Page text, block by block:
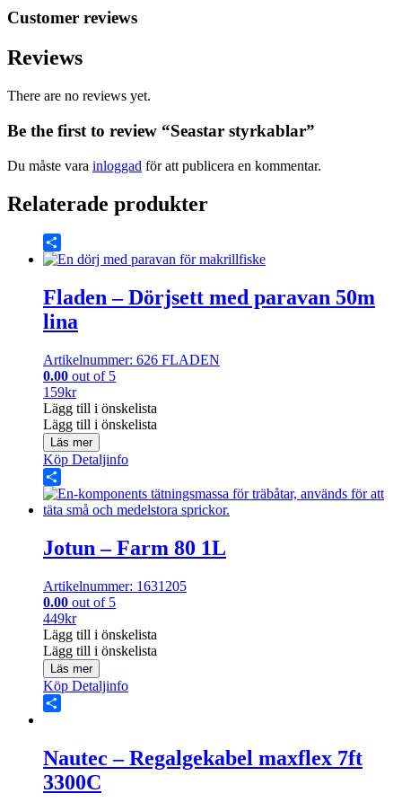
Customer reviews
Reviews
There are no reviews yet.
Be the first to review “Seastar styrkablar”
Du måste vara inloggad för att publicera en kommentar.
Relaterade produkter
Share
Fladen – Dörjsett med paravan 50m
lina
Artikelnummer: 626 FLADEN
0.00 out of 5
159kr
Lägg till i önskelista
Lägg till i önskelista
Läs mer
Köp Detaljinfo
Share
Jotun – Farm 80 1L
Artikelnummer: 1631205
0.00 out of 5
449kr
Lägg till i önskelista
Lägg till i önskelista
Läs mer
Köp Detaljinfo
Nautec – Regalgekabel maxflex 7ft
3300C